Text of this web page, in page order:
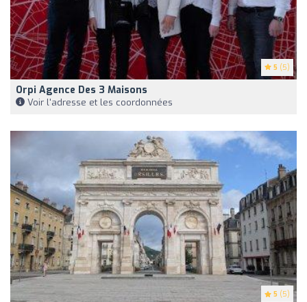
5 (5)
Orpi Agence Des 3 Maisons
Voir l'adresse et les coordonnées
5 (5)